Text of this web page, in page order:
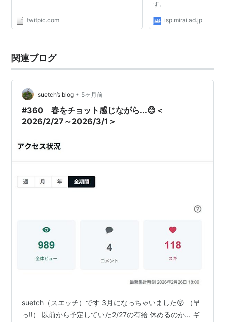
twitpic.com
す。
isp.mirai.ad.jp
関連ブログ
suetch’s blog • 5ヶ月前
#360 春をチョット感じながら...😊＜
2026/2/27～2026/3/1＞
suetch（スエッチ）です 3月になっちゃいました😲 （早
っ‼） 以前から予定していた2/27の有給 休めるのか... ギ